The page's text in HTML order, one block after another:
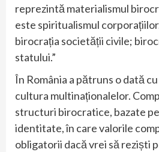
reprezintă materialismul
este spiritualismul
birocrația societății civile;
statului.”
În România a pătruns o dată
cultura multinaționalelor.
structuri birocratice, bazate
identitate, în care valorile
obligatorii dacă vrei să reziști